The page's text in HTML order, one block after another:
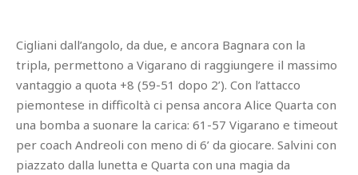
Cigliani dall’angolo, da due, e ancora Bagnara con la
tripla, permettono a Vigarano di raggiungere il massimo
vantaggio a quota +8 (59-51 dopo 2’). Con l’attacco
piemontese in difficoltà ci pensa ancora Alice Quarta con
una bomba a suonare la carica: 61-57 Vigarano e timeout
per coach Andreoli con meno di 6’ da giocare. Salvini con
piazzato dalla lunetta e Quarta con una magia da